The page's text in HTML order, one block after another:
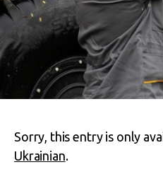
Sorry, this entry is only
Ukrainian.